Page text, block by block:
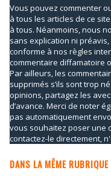
Vous pouvez commenter
à tous les articles de ce
à tous. Néanmoins, nous
sans explication ni
conforme à nos règles
commentaire diffamatoire
Par ailleurs, les
supprimés s’ils sont trop
opinions, partagez les
d’avance. Merci de noter
pas automatiquement
vous souhaitez poser une
contactez-le directement,
DANS LA MÊME